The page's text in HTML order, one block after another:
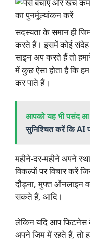
सदस्यता के समान ही
करते हैं। इसमें कोई संदेह
साइन अप करते हैं तो
में कुछ ऐसा होता है कि
कर पाते हैं।
आपको यह भी पसंद
सुनिश्चित करें कि AI
महीने-दर-महीने अपने
विकल्पों पर विचार करें
दौड़ना, मुफ्त ऑनलाइन
सकते हैं, आदि।
लेकिन यदि आप फिटनेस
अपने जिम में रहते हैं, तो